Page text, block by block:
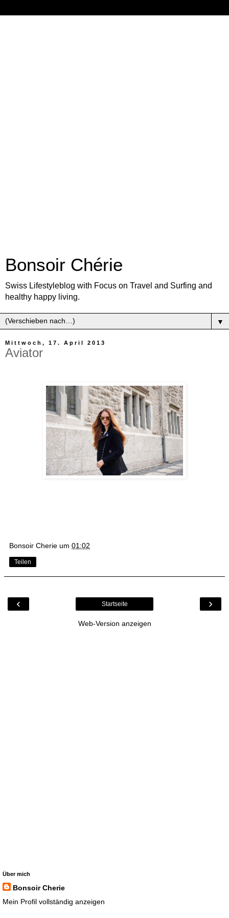
Bonsoir Chérie
Swiss Lifestyleblog with Focus on Travel and Surfing and
healthy happy living.
▼
Mittwoch, 17. April 2013
Aviator
Bonsoir Cherie um 01:02
Teilen
‹ ›
Startseite
Web-Version anzeigen
Über mich
Bonsoir Cherie
Mein Profil vollständig anzeigen